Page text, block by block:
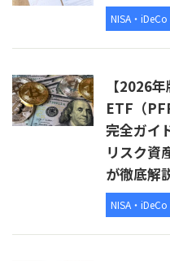
NISA・iDeCo
【2026
ETF（
完全ガイ
リスク資
が徹底解
NISA・iDeCo